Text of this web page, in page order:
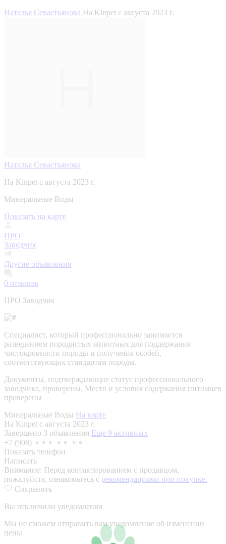
Наталья Севастьянова На Kinpet c августа 2023 г.
Наталья Севастьянова
На Kinpet c августа 2023 г.
Минеральные Воды
Показать на карте
ПРО
Заводчик
Другие объявления
0 отзывов
ПРО Заводчик
Специалист, который профессионально занимается
разведением породистых животных для поддержания
чистокровности породы и получения особей,
соответствующих стандартам породы.
Документы, подтверждающие статус профессионального
заводчика, проверены. Место и условия содержания питомцев
проверены
Минеральные Воды На карте
На Kinpet c августа 2023 г.
Завершено 3 объявления Еще 9 активных
+7 (908) ⚬⚬⚬ ⚬⚬ ⚬⚬
Показать телефон
Написать
Внимание: Перед контактированием с продавцом,
пожалуйста, ознакомьтесь с рекомендациями при покупке.
Сохранить
Вы отключили уведомления
Мы не сможем отправить вам уведомление об изменении
цены